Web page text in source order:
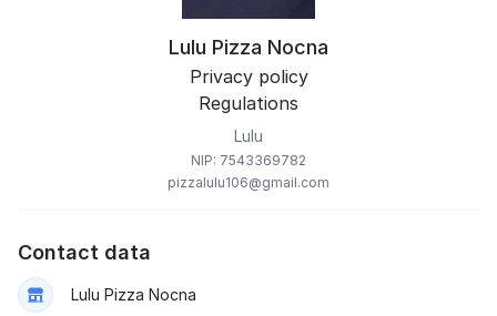
Lulu Pizza Nocna
Privacy policy
Regulations
Lulu
NIP: 7543369782
pizzalulu106@gmail.com
Contact data
Lulu Pizza Nocna